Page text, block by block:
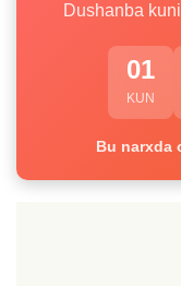
Dushanba
01
KUN
Bu narxda